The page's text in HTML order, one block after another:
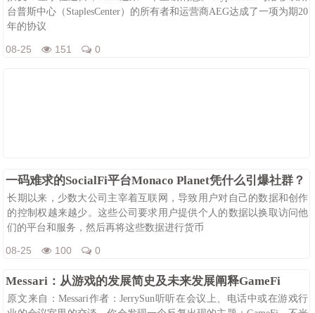
台普斯中心（StaplesCenter）的所有者和运营商AEG达成了一项为期20
年的协议
08-25 151 0
一码难求的SocialFi平台Monaco Planet凭什么引爆社群？
长期以来，少数大公司主宰着互联网，导致用户对自己的数据和创作
的控制权越来越少。这些公司要求用户提供个人的数据以换取访问他
们的平台和服务，然后再将这些数据进行货币
08-25 100 0
Messari：从游戏的发展简史及未来发展阐释GameFi
原文来自：Messari作者：JerrySun听听在会议上、电话中或在游戏行